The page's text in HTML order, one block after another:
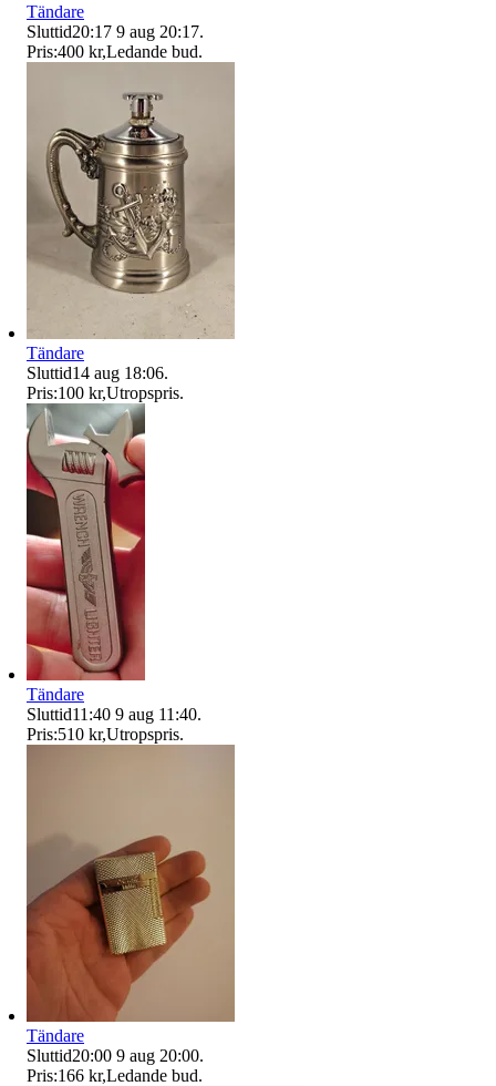
Tändare
Sluttid20:17 9 aug 20:17.
Pris:400 kr,Ledande bud.
Tändare
Sluttid14 aug 18:06.
Pris:100 kr,Utropspris.
Tändare
Sluttid11:40 9 aug 11:40.
Pris:510 kr,Utropspris.
Tändare
Sluttid20:00 9 aug 20:00.
Pris:166 kr,Ledande bud.